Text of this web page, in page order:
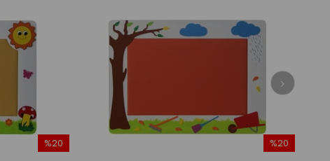
%20
%20